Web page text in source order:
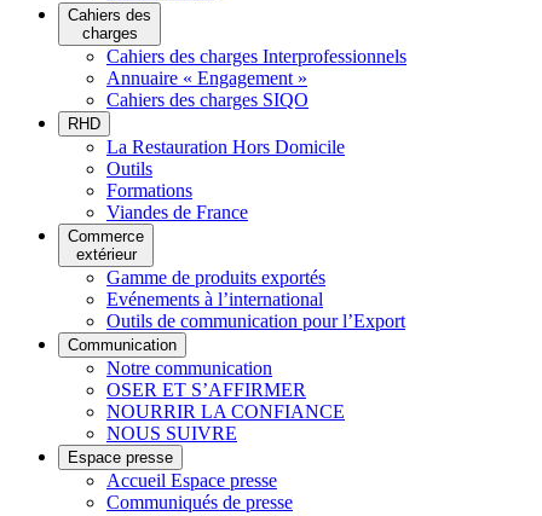
Cahiers des
charges
Cahiers des charges Interprofessionnels
Annuaire « Engagement »
Cahiers des charges SIQO
RHD
La Restauration Hors Domicile
Outils
Formations
Viandes de France
Commerce
extérieur
Gamme de produits exportés
Evénements à l’international
Outils de communication pour l’Export
Communication
Notre communication
OSER ET S’AFFIRMER
NOURRIR LA CONFIANCE
NOUS SUIVRE
Espace presse
Accueil Espace presse
Communiqués de presse